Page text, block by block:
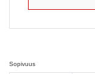
Sopivuus